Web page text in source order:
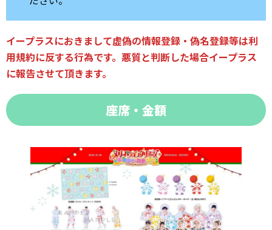
イープラスにおきまして虚偽の情報登録・偽名登録等は利
用規約に反する行為です。悪質と判断した場合イープラス
に報告させて頂きます。
座席・金額